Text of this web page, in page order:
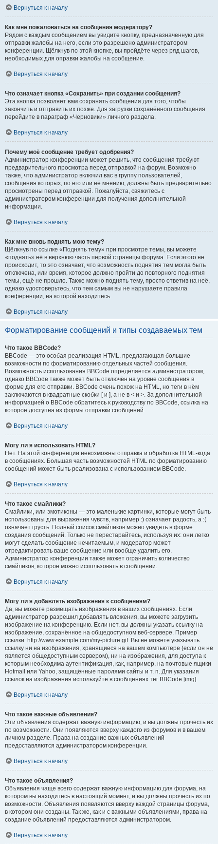
Вернуться к началу
Как мне пожаловаться на сообщения модератору?
Рядом с каждым сообщением вы увидите кнопку, предназначенную для
отправки жалобы на него, если это разрешено администратором
конференции. Щёлкнув по этой кнопке, вы пройдёте через ряд шагов,
необходимых для оправки жалобы на сообщение.
Вернуться к началу
Что означает кнопка «Сохранить» при создании сообщения?
Эта кнопка позволяет вам сохранять сообщения для того, чтобы
закончить и отправить их позже. Для загрузки сохранённого сообщения
перейдите в параграф «Черновики» личного раздела.
Вернуться к началу
Почему моё сообщение требует одобрения?
Администратор конференции может решить, что сообщения требуют
предварительного просмотра перед отправкой на форум. Возможно
также, что администратор включил вас в группу пользователей,
сообщения которых, по его или её мнению, должны быть предварительно
просмотрены перед отправкой. Пожалуйста, свяжитесь с
администратором конференции для получения дополнительной
информации.
Вернуться к началу
Как мне вновь поднять мою тему?
Щёлкнув по ссылке «Поднять тему» при просмотре темы, вы можете
«поднять» её в верхнюю часть первой страницы форума. Если этого не
происходит, то это означает, что возможность поднятия тем могла быть
отключена, или время, которое должно пройти до повторного поднятия
темы, ещё не прошло. Также можно поднять тему, просто ответив на неё,
однако удостоверьтесь, что тем самым вы не нарушаете правила
конференции, на которой находитесь.
Вернуться к началу
Форматирование сообщений и типы создаваемых тем
Что такое BBCode?
BBCode — это особая реализация HTML, предлагающая большие
возможности по форматированию отдельных частей сообщения.
Возможность использования BBCode определяется администратором,
однако BBCode также может быть отключён на уровне сообщения в
форме для его отправки. BBCode очень похож на HTML, но теги в нём
заключаются в квадратные скобки [ и ], а не в < и >. За дополнительной
информацией о BBCode обратитесь к руководству по BBCode, ссылка на
которое доступна из формы отправки сообщений.
Вернуться к началу
Могу ли я использовать HTML?
Нет. На этой конференции невозможны отправка и обработка HTML-кода
в сообщениях. Большая часть возможностей HTML по форматированию
сообщений может быть реализована с использованием BBCode.
Вернуться к началу
Что такое смайлики?
Смайлики, или эмотиконы — это маленькие картинки, которые могут быть
использованы для выражения чувств, например :) означает радость, а :(
означает грусть. Полный список смайликов можно увидеть в форме
создания сообщений. Только не перестарайтесь, используя их: они легко
могут сделать сообщение нечитаемым, и модератор может
отредактировать ваше сообщение или вообще удалить его.
Администратор конференции также может ограничить количество
смайликов, которое можно использовать в сообщении.
Вернуться к началу
Могу ли я добавлять изображения к сообщениям?
Да, вы можете размещать изображения в ваших сообщениях. Если
администратор разрешил добавлять вложения, вы можете загрузить
изображение на конференцию. Если нет, вы должны указать ссылку на
изображение, сохранённое на общедоступном веб-сервере. Пример
ссылки: http://www.example.com/my-picture.gif. Вы не можете указывать
ссылку ни на изображения, хранящиеся на вашем компьютере (если он не
является общедоступным сервером), ни на изображения, для доступа к
которым необходима аутентификация, как, например, на почтовые ящики
Hotmail или Yahoo, защищённые паролями сайты и т. п. Для указания
ссылок на изображения используйте в сообщениях тег BBCode [img].
Вернуться к началу
Что такое важные объявления?
Эти объявления содержат важную информацию, и вы должны прочесть их
по возможности. Они появляются вверху каждого из форумов и в вашем
личном разделе. Права на создание важных объявлений
предоставляются администратором конференции.
Вернуться к началу
Что такое объявления?
Объявления чаще всего содержат важную информацию для форума, на
котором вы находитесь в настоящий момент, и вы должны прочесть их по
возможности. Объявления появляются вверху каждой страницы форума,
в котором они созданы. Так же, как и с важными объявлениями, права на
создание объявлений предоставляются администратором.
Вернуться к началу